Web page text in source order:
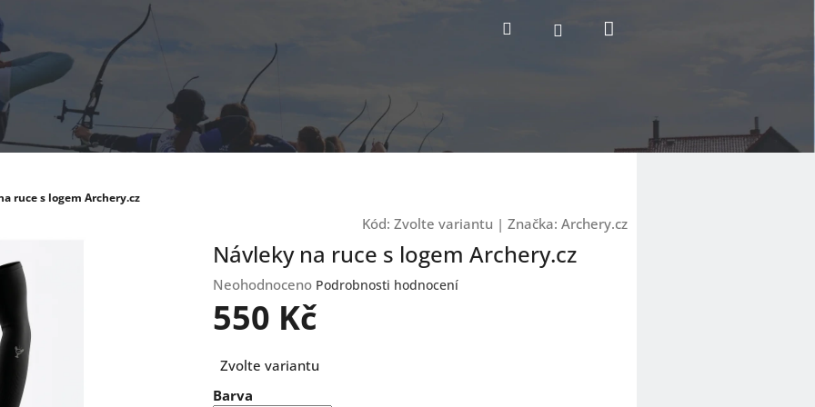
Hledat Přihlášení
ruce s logem Archery.cz
Kód: Zvolte variantu | Značka: Archery.cz
Návleky na ruce s logem Archery.cz
Průměrné
hodnocení
produktu
0,0
5
Neohodnoceno Podrobnosti hodnocení
550 Kč
cena:
Zvolte variantu
Barva